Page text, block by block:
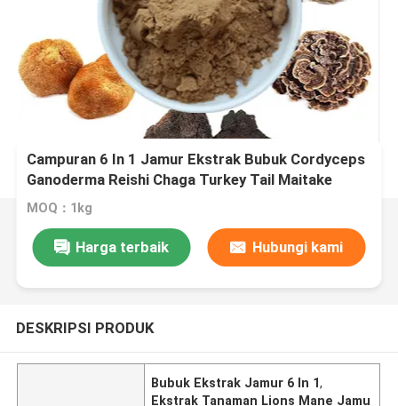
Campuran 6 In 1 Jamur Ekstrak Bubuk Cordyceps
Ganoderma Reishi Chaga Turkey Tail Maitake
Singa Mane Jamur Bubuk
MOQ：1kg
Harga terbaik Hubungi kami
DESKRIPSI PRODUK
Bubuk Ekstrak Jamur 6 In 1,
Ekstrak Tanaman Lions Mane Jamu